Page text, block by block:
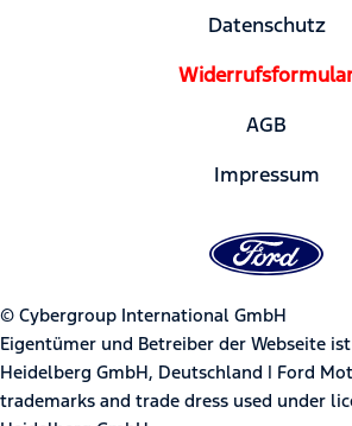
Datenschutz
AGB
Impressum
© Cybergroup International GmbH
Eigentümer und Betreiber der Webseite
Heidelberg GmbH, Deutschland | Ford
trademarks and trade dress used under